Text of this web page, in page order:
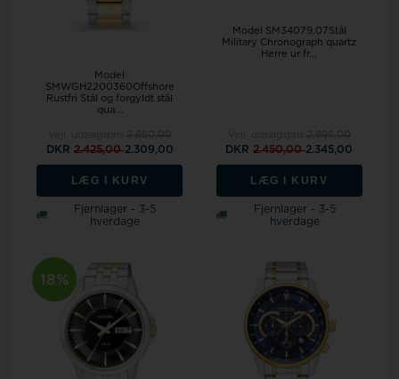
Model
SMWGH2200360Offshore
Rustfri Stål og forgyldt stål
qua...
DKR 2.425,002.309,00
LÆG I KURV
Fjernlager - 3-5
hverdage
Model SM34079.07Stål
Military Chronograph quartz
Herre ur fr...
DKR2.450,002.345,00
LÆG I KURV
Fjernlager - 3-5
hverdage
18%